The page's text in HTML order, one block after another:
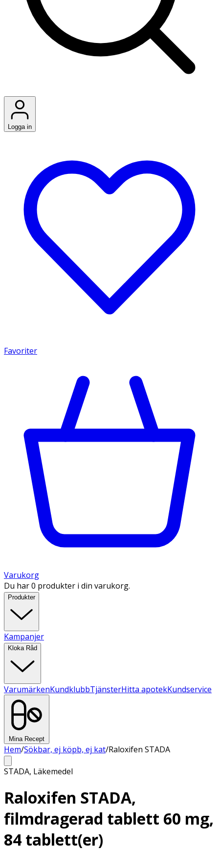
Logga in
Favoriter
Varukorg
Du har 0 produkter i din varukorg.
Produkter
Kampanjer
Kloka Råd
VarumärkenKundklubbTjänsterHitta apotekKundservice
Mina Recept
Hem/Sökbar, ej köpb, ej kat/Raloxifen STADA
STADA, Läkemedel
Raloxifen STADA,
filmdragerad tablett 60 mg,
84 tablett(er)